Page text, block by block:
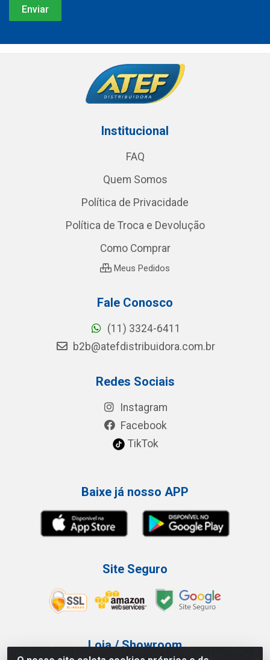
Institucional
FAQ
Quem Somos
Política de Privacidade
Política de Troca e Devolução
Como Comprar
Meus Pedidos
Fale Conosco
(11) 3324-6411
b2b@atefdistribuidora.com.br
Redes Sociais
Instagram
Facebook
TikTok
Baixe já nosso APP
Site Seguro
Loja / Showroom